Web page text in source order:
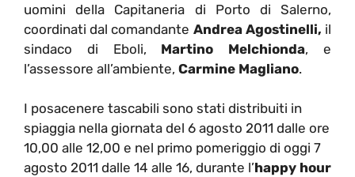
uomini della Capitaneria di Porto di Salerno,
coordinati dal comandante Andrea Agostinelli, il
sindaco di Eboli, Martino Melchionda, e
l’assessore all’ambiente, Carmine Magliano.
I posacenere tascabili sono stati distribuiti in
spiaggia nella giornata del 6 agosto 2011 dalle ore
10,00 alle 12,00 e nel primo pomeriggio di oggi 7
agosto 2011 dalle 14 alle 16, durante l’happy hour